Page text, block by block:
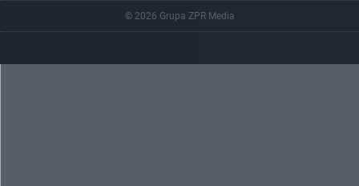
© 2026 Grupa ZPR Media